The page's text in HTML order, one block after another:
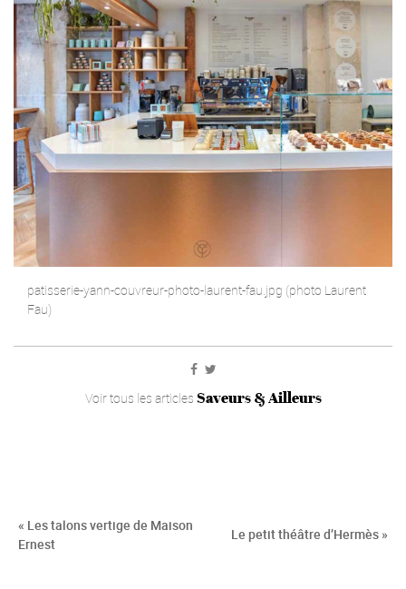
patisserie-yann-couvreur-photo-laurent-fau.jpg (photo Laurent
Fau)
Voir tous les articles Saveurs & Ailleurs
« Les talons vertige de Maison
Ernest
Le petit théâtre d’Hermès »